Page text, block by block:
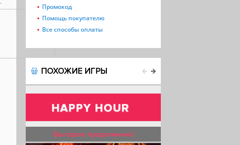
Промокод
Помощь покупателю
Все способы оплаты
ПОХОЖИЕ ИГРЫ
Выгодное предложение!